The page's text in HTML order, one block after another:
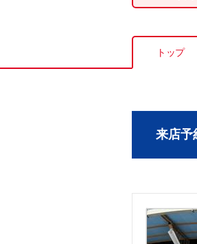
トップ
来店予